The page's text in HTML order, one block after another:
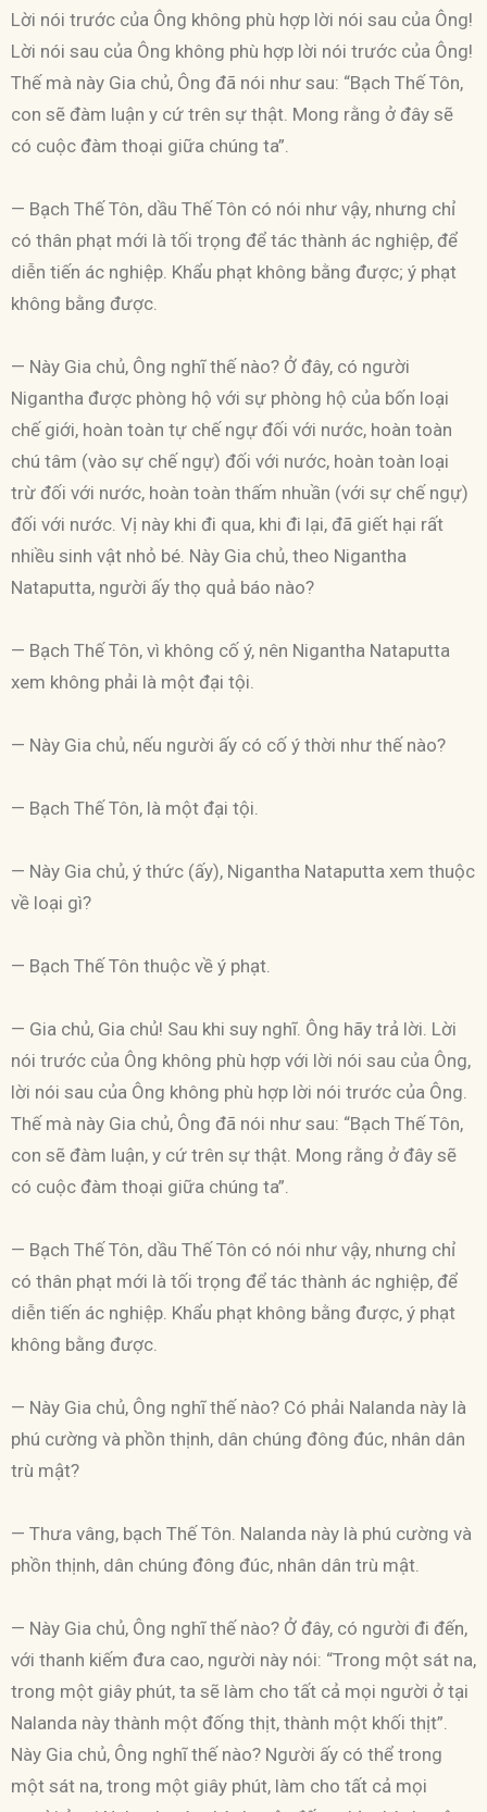
Lời nói trước của Ông không phù hợp lời nói sau của Ông!
Lời nói sau của Ông không phù hợp lời nói trước của Ông!
Thế mà này Gia chủ, Ông đã nói như sau: “Bạch Thế Tôn,
con sẽ đàm luận y cứ trên sự thật. Mong rằng ở đây sẽ
có cuộc đàm thoại giữa chúng ta”.
— Bạch Thế Tôn, dầu Thế Tôn có nói như vậy, nhưng chỉ
có thân phạt mới là tối trọng để tác thành ác nghiệp, để
diễn tiến ác nghiệp. Khẩu phạt không bằng được; ý phạt
không bằng được.
— Này Gia chủ, Ông nghĩ thế nào? Ở đây, có người
Nigantha được phòng hộ với sự phòng hộ của bốn loại
chế giới, hoàn toàn tự chế ngự đối với nước, hoàn toàn
chú tâm (vào sự chế ngự) đối với nước, hoàn toàn loại
trừ đối với nước, hoàn toàn thấm nhuần (với sự chế ngự)
đối với nước. Vị này khi đi qua, khi đi lại, đã giết hại rất
nhiều sinh vật nhỏ bé. Này Gia chủ, theo Nigantha
Nataputta, người ấy thọ quả báo nào?
— Bạch Thế Tôn, vì không cố ý, nên Nigantha Nataputta
xem không phải là một đại tội.
— Này Gia chủ, nếu người ấy có cố ý thời như thế nào?
— Bạch Thế Tôn, là một đại tội.
— Này Gia chủ, ý thức (ấy), Nigantha Nataputta xem thuộc
về loại gì?
— Bạch Thế Tôn thuộc về ý phạt.
— Gia chủ, Gia chủ! Sau khi suy nghĩ. Ông hãy trả lời. Lời
nói trước của Ông không phù hợp với lời nói sau của Ông,
lời nói sau của Ông không phù hợp lời nói trước của Ông.
Thế mà này Gia chủ, Ông đã nói như sau: “Bạch Thế Tôn,
con sẽ đàm luận, y cứ trên sự thật. Mong rằng ở đây sẽ
có cuộc đàm thoại giữa chúng ta”.
— Bạch Thế Tôn, dầu Thế Tôn có nói như vậy, nhưng chỉ
có thân phạt mới là tối trọng để tác thành ác nghiệp, để
diễn tiến ác nghiệp. Khẩu phạt không bằng được, ý phạt
không bằng được.
— Này Gia chủ, Ông nghĩ thế nào? Có phải Nalanda này là
phú cường và phồn thịnh, dân chúng đông đúc, nhân dân
trù mật?
— Thưa vâng, bạch Thế Tôn. Nalanda này là phú cường và
phồn thịnh, dân chúng đông đúc, nhân dân trù mật.
— Này Gia chủ, Ông nghĩ thế nào? Ở đây, có người đi đến,
với thanh kiếm đưa cao, người này nói: “Trong một sát na,
trong một giây phút, ta sẽ làm cho tất cả mọi người ở tại
Nalanda này thành một đống thịt, thành một khối thịt”.
Này Gia chủ, Ông nghĩ thế nào? Người ấy có thể trong
một sát na, trong một giây phút, làm cho tất cả mọi